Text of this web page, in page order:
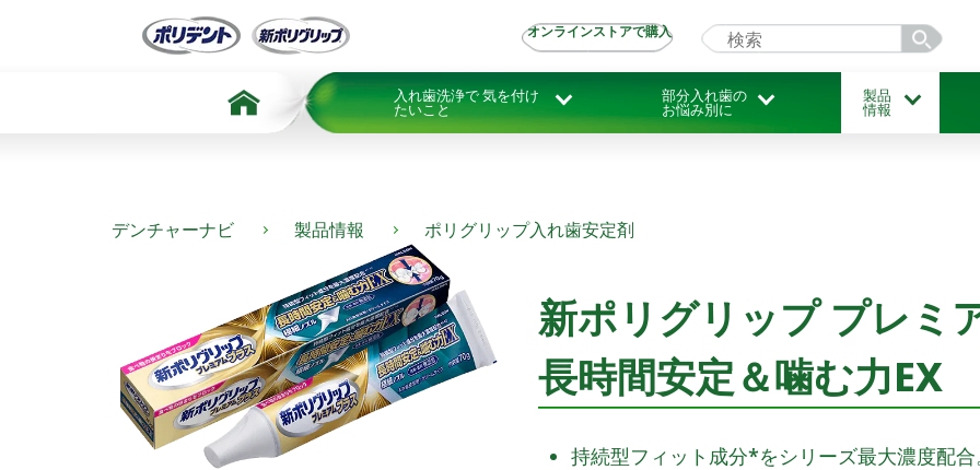
オンラインストアで購入
入れ歯洗浄で 気を付け
たいこと
部分入れ歯の
お悩み別に
製品
情報
デンチャーナビ 製品情報 ポリグリップ入れ歯安定剤
新ポリグリップ プレミ
長時間安定＆噛む力EX
持続型フィット成分*をシリーズ最大濃度配